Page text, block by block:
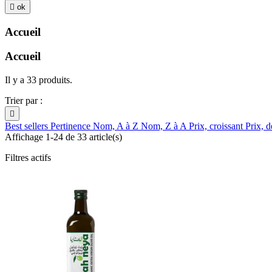
 ok
Accueil
Accueil
Il y a 33 produits.
Trier par :

Best sellers Pertinence Nom, A à Z Nom, Z à A Prix, croissant Prix,
Affichage 1-24 de 33 article(s)
Filtres actifs